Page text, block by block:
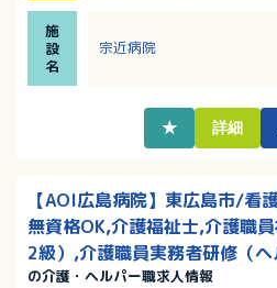
・精神科での経験不問！介
談ください
・託児所や院内給食など
施
設
名
宗近病院
★ 詳細
【AOI広島病院】東広島市/看
無資格OK,介護福祉士,介護職
2級）,介護職員実務者研修（
の介護・ヘルパー職求人情報